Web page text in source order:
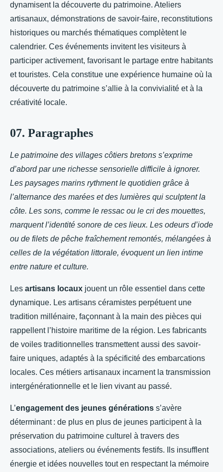
dynamisent la découverte du patrimoine. Ateliers
artisanaux, démonstrations de savoir-faire, reconstitutions
historiques ou marchés thématiques complètent le
calendrier. Ces événements invitent les visiteurs à
participer activement, favorisant le partage entre habitants
et touristes. Cela constitue une expérience humaine où la
découverte du patrimoine s’allie à la convivialité et à la
créativité locale.
07. Paragraphes
Le patrimoine des villages côtiers bretons s’exprime
d’abord par une richesse sensorielle difficile à ignorer.
Les paysages marins rythment le quotidien grâce à
l’alternance des marées et des lumières qui sculptent la
côte. Les sons, comme le ressac ou le cri des mouettes,
marquent l’identité sonore de ces lieux. Les odeurs d’iode
ou de filets de pêche fraîchement remontés, mélangées à
celles de la végétation littorale, évoquent un lien intime
entre nature et culture.
Les artisans locaux jouent un rôle essentiel dans cette
dynamique. Les artisans céramistes perpétuent une
tradition millénaire, façonnant à la main des pièces qui
rappellent l’histoire maritime de la région. Les fabricants
de voiles traditionnelles transmettent aussi des savoir-
faire uniques, adaptés à la spécificité des embarcations
locales. Ces métiers artisanaux incarnent la transmission
intergénérationnelle et le lien vivant au passé.
L’engagement des jeunes générations s’avère
déterminant : de plus en plus de jeunes participent à la
préservation du patrimoine culturel à travers des
associations, ateliers ou événements festifs. Ils insufflent
énergie et idées nouvelles tout en respectant la mémoire